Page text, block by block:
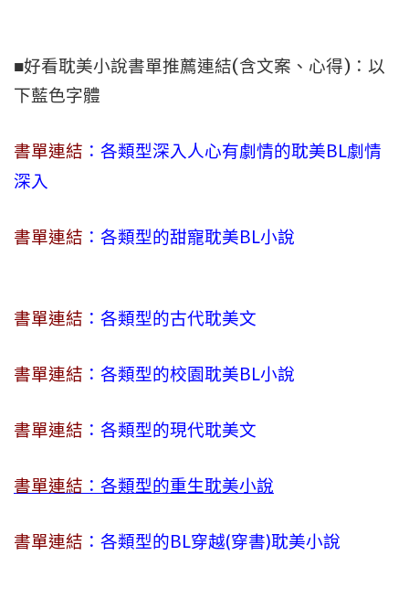
■好看耽美小說書單推薦連結(含文案、心得)：以
下藍色字體
書單連結 ：各類型深入人心有劇情的耽美BL劇情
深入
書單連結 ：各類型的甜寵耽美BL小說
書單連結 ：各類型的古代耽美文
書單連結 ：各類型的校園耽美BL小說
書單連結 ：各類型的現代耽美文
書單連結 ：各類型的重生耽美小說
書單連結 ：各類型的BL穿越(穿書)耽美小說